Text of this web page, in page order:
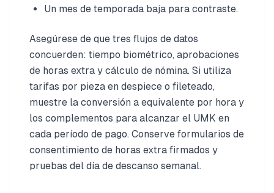
Un mes de temporada baja para contraste.
Asegúrese de que tres flujos de datos
concuerden: tiempo biométrico, aprobaciones
de horas extra y cálculo de nómina. Si utiliza
tarifas por pieza en despiece o fileteado,
muestre la conversión a equivalente por hora y
los complementos para alcanzar el UMK en
cada período de pago. Conserve formularios de
consentimiento de horas extra firmados y
pruebas del día de descanso semanal.